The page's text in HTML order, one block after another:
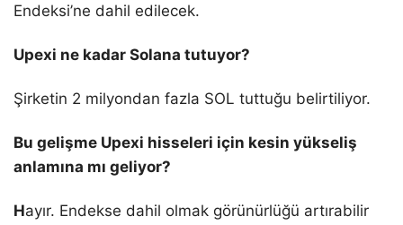
Endeksi’ne dahil edilecek.
Upexi ne kadar Solana tutuyor?
Şirketin 2 milyondan fazla SOL tuttuğu belirtiliyor.
Bu gelişme Upexi hisseleri için kesin yükseliş
anlamına mı geliyor?
Hayır. Endekse dahil olmak görünürlüğü artırabilir